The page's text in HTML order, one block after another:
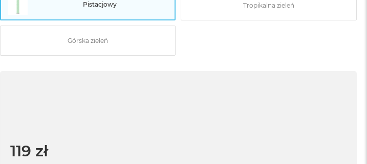
Pistacjowy Tropikalna zieleń
Górska zieleń
119 zł